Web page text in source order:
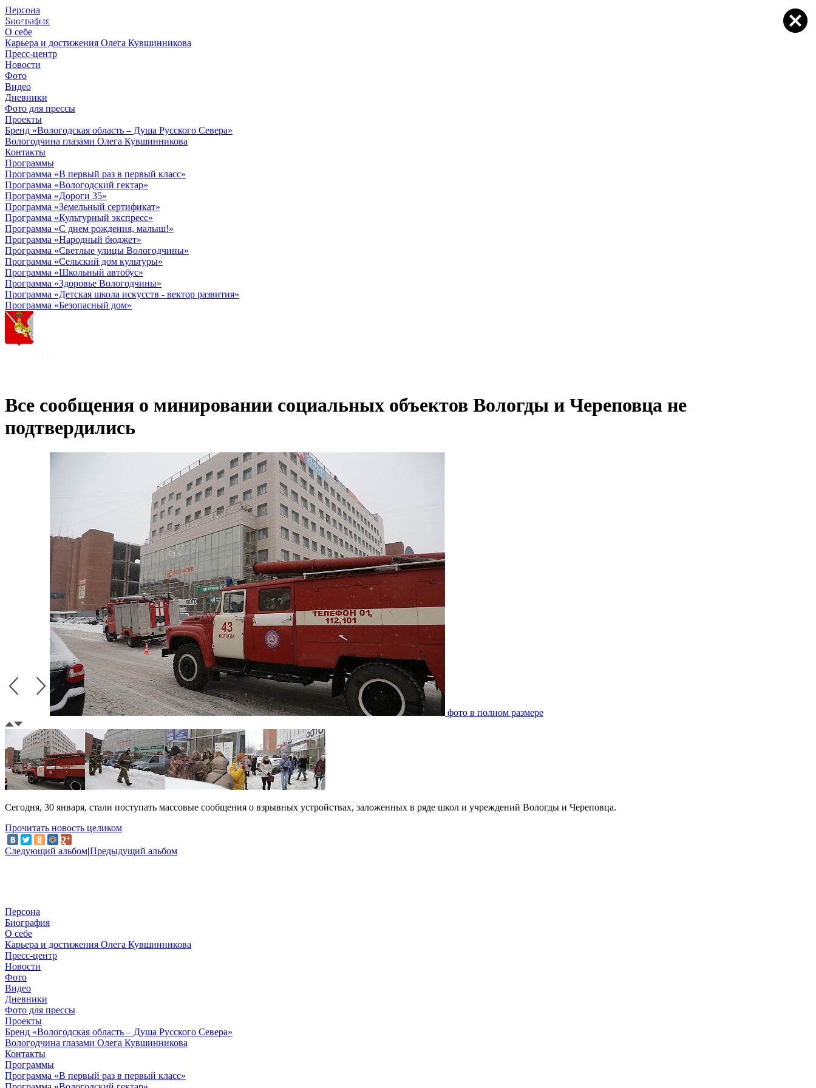
Персона
Биография
О себе
Карьера и достижения Олега Кувшинникова
Пресс-центр
Новости
Фото
Видео
Дневники
Фото для прессы
Проекты
Бренд «Вологодская область – Душа Русского Севера»
Вологодчина глазами Олега Кувшинникова
Контакты
Программы
Программа «В первый раз в первый класс»
Программа «Вологодский гектар»
Программа «Дороги 35»
Программа «Земельный сертификат»
Программа «Культурный экспресс»
Программа «С днем рождения, малыш!»
Программа «Народный бюджет»
Программа «Светлые улицы Вологодчины»
Программа «Сельский дом культуры»
Программа «Школьный автобус»
Программа «Здоровье Вологодчины»
Программа «Детская школа искусств - вектор развития»
Программа «Безопасный дом»
Все сообщения о минировании социальных объектов Вологды и Череповца не
подтвердились
фото в полном размере
Сегодня, 30 января, стали поступать массовые сообщения о взрывных устройствах, заложенных в ряде школ и учреждений Вологды и Череповца.
Прочитать новость целиком
Следующий альбом|Предыдущий альбом
© 2012 - 2023,
КУВШИННИКОВ О.А.
Персона
Биография
О себе
Карьера и достижения Олега Кувшинникова
Пресс-центр
Новости
Фото
Видео
Дневники
Фото для прессы
Проекты
Бренд «Вологодская область – Душа Русского Севера»
Вологодчина глазами Олега Кувшинникова
Контакты
Программы
Программа «В первый раз в первый класс»